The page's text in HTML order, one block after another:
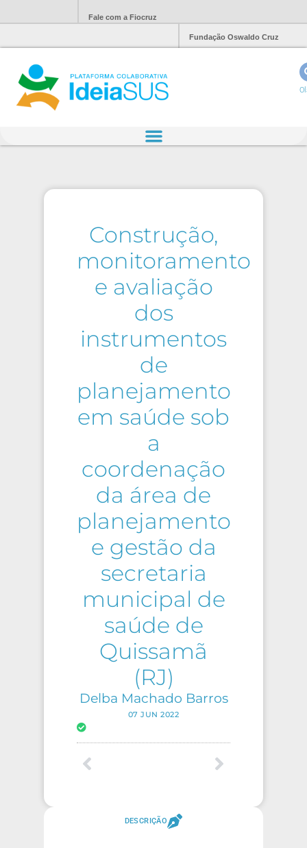
Fale com a Fiocruz
Fundação Oswaldo Cruz
Construção,
monitoramento
e avaliação
dos
instrumentos
de
planejamento
em saúde sob
a
coordenação
da área de
planejamento
e gestão da
secretaria
municipal de
saúde de
Quissamã
(RJ)
Delba Machado Barros
07 JUN 2022
DESCRIÇÃO